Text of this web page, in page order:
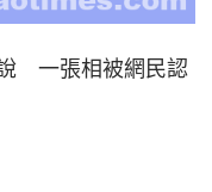
一張相被網民認